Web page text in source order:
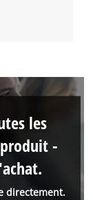
directement.
les
-